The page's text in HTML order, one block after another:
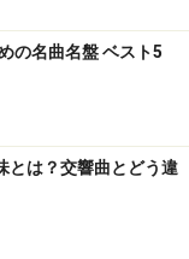
の名曲名盤 ベスト5
とは？交響曲とどう違